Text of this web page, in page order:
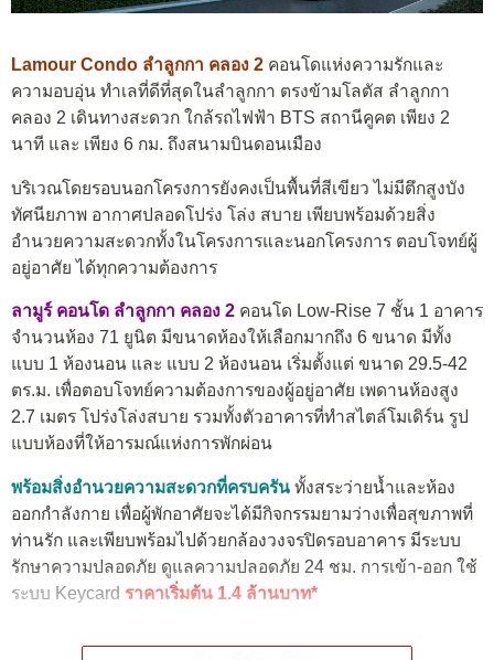
Lamour Condo ลำลูกกา คลอง 2 คอนโดแห่งความรักและ
ความอบอุ่น ทำเลที่ดีที่สุดในลำลูกกา ตรงข้ามโลตัส ลำลูกกา
คลอง 2 เดินทางสะดวก ใกล้รถไฟฟ้า BTS สถานีคูคต เพียง 2
นาที และ เพียง 6 กม. ถึงสนามบินดอนเมือง
บริเวณโดยรอบนอกโครงการยังคงเป็นพื้นที่สีเขียว ไม่มีตึกสูงบัง
ทัศนียภาพ อากาศปลอดโปร่ง โล่ง สบาย เพียบพร้อมด้วยสิ่ง
อำนวยความสะดวกทั้งในโครงการและนอกโครงการ ตอบโจทย์ผู้
อยู่อาศัย ได้ทุกความต้องการ
ลามูร์ คอนโด ลำลูกกา คลอง 2 คอนโด Low-Rise 7 ชั้น 1 อาคาร
จำนวนห้อง 71 ยูนิต มีขนาดห้องให้เลือกมากถึง 6 ขนาด มีทั้ง
แบบ 1 ห้องนอน และ แบบ 2 ห้องนอน เริ่มตั้งแต่ ขนาด 29.5-42
ตร.ม. เพื่อตอบโจทย์ความต้องการของผู้อยู่อาศัย เพดานห้องสูง
2.7 เมตร โปร่งโล่งสบาย รวมทั้งตัวอาคารที่ทำสไตล์โมเดิร์น รูป
แบบห้องที่ให้อารมณ์แห่งการพักผ่อน
พร้อมสิ่งอำนวยความสะดวกที่ครบครัน ทั้งสระว่ายน้ำและห้อง
ออกกำลังกาย เพื่อผู้พักอาศัยจะได้มีกิจกรรมยามว่างเพื่อสุขภาพที่
ท่านรัก และเพียบพร้อมไปด้วยกล้องวงจรปิดรอบอาคาร มีระบบ
รักษาความปลอดภัย ดูแลความปลอดภัย 24 ชม. การเข้า-ออก ใช้
ระบบ Keycard ราคาเริ่มต้น 1.4 ล้านบาท*